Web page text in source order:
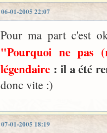
06-01-2005 22:07
Pour ma part c'est
"Pourquoi ne pas
légendaire : il a été
donc vite :)
07-01-2005 18:19